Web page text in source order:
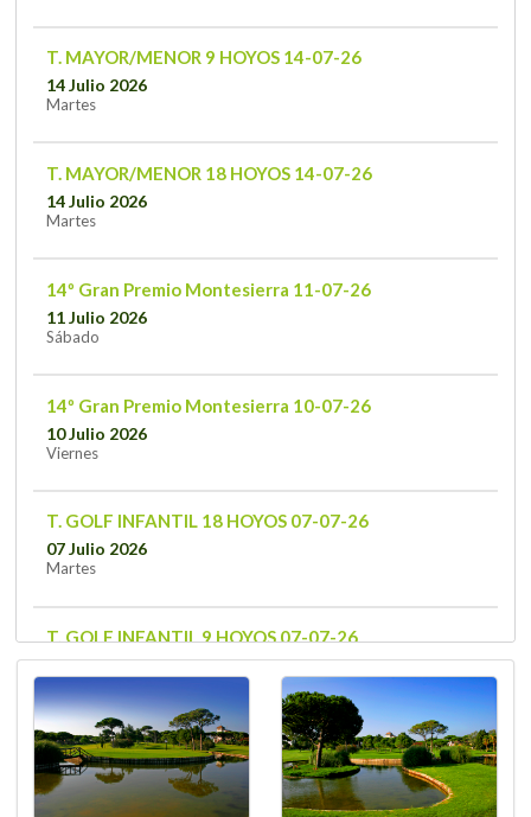
T. MAYOR/MENOR 9 HOYOS 14-07-26
14 Julio 2026
Martes
T. MAYOR/MENOR 18 HOYOS 14-07-26
14 Julio 2026
Martes
14º Gran Premio Montesierra 11-07-26
11 Julio 2026
Sábado
14º Gran Premio Montesierra 10-07-26
10 Julio 2026
Viernes
T. GOLF INFANTIL 18 HOYOS 07-07-26
07 Julio 2026
Martes
T. GOLF INFANTIL 9 HOYOS 07-07-26
07 Julio 2026
T. GOLF INFANTIL 9P3 HOYOS 07-07-26
07 Julio 2026
Martes